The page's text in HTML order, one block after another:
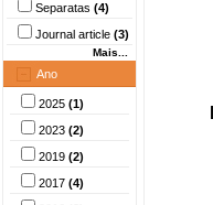
Separatas (4)
Journal article (3)
Mais...
Ano
2025 (1)
2023 (2)
2019 (2)
2017 (4)